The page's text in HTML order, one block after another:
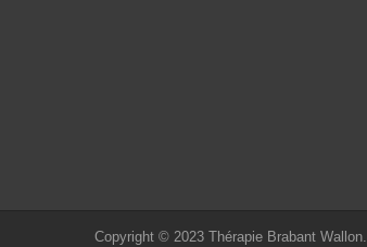
Copyright © 2023 Thérapie Brabant Wallon.